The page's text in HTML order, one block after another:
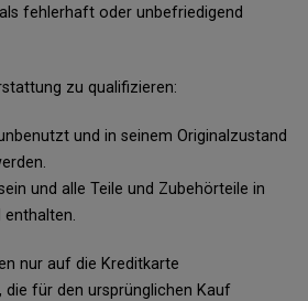
fehlerhaft oder unbefriedigend
zu qualifizieren:
und in seinem Originalzustand
und alle Teile und Zubehörteile in
nur auf die Kreditkarte
für den ursprünglichen Kauf